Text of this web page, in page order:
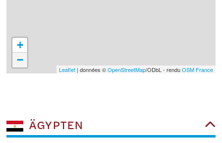
+
−
Leaflet| données ©OpenStreetMap/ODbL - renduOSM France
ÄGYPTEN